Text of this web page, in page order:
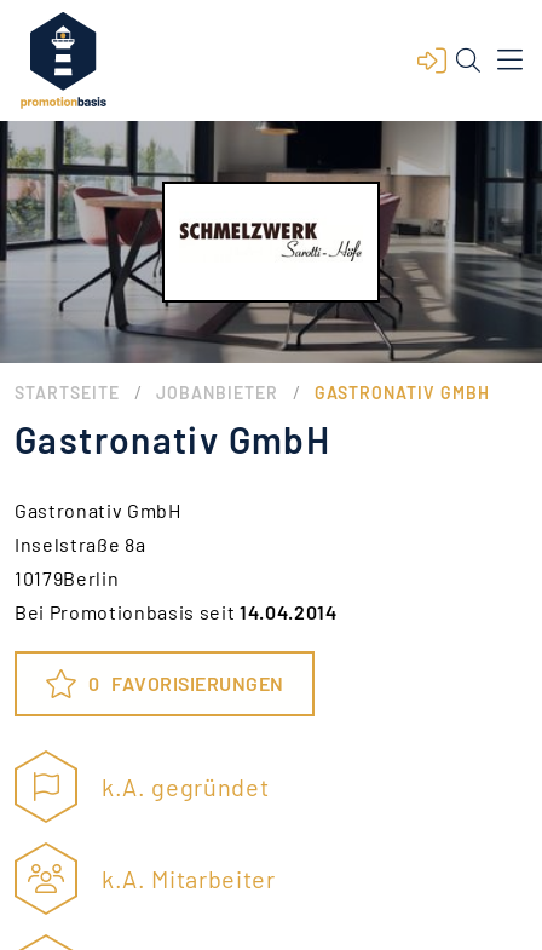
STARTSEITE / JOBANBIETER / GASTRONATIV GMBH
Gastronativ GmbH
Gastronativ GmbH
Inselstraße 8a
10179Berlin
Bei Promotionbasis seit14.04.2014
0 FAVORISIERUNGEN
k.A. gegründet
k.A. Mitarbeiter